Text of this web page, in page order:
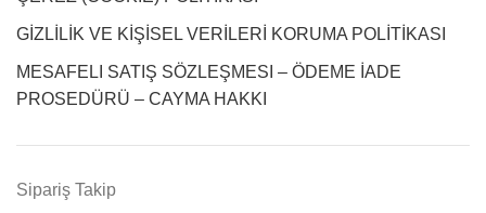
GİZLİLİK VE KİŞİSEL VERİLERİ KORUMA POLİTİKASI
MESAFELI SATIŞ SÖZLEŞMESI – ÖDEME İADE
PROSEDÜRÜ – CAYMA HAKKI
Sipariş Takip